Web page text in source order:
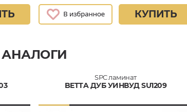
КУПИТЬ
АНАЛОГИ
SPC ламинат
BETTA ДУБ УИНВУД SU1209